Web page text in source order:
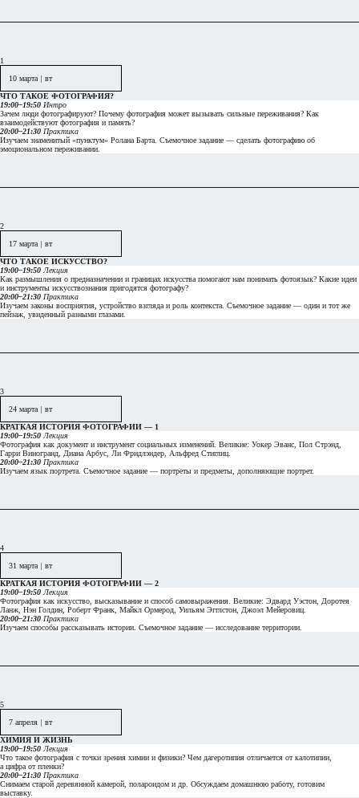
1
10 марта | вт
ЧТО ТАКОЕ ФОТОГРАФИЯ?
19:00–19:50 Интро
Зачем люди фотографируют? Почему фотография может вызывать сильные переживания? Как
взаимодействуют фотография и память?
20:00–21:30 Практика
Изучаем знаменитый «пунктум» Ролана Барта. Съемочное задание — сделать фотографию об
эмоциональном переживании.
2
17 марта | вт
ЧТО ТАКОЕ ИСКУССТВО?
19:00–19:50 Лекция
Как размышления о предназначении и границах искусства помогают нам понимать фотоязык? Какие идеи
и инструменты искусствознания пригодятся фотографу?
20:00–21:30 Практика
Изучаем законы восприятия, устройство взгляда и роль контекста. Съемочное задание — один и тот же
пейзаж, увиденный разными глазами.
3
24 марта | вт
КРАТКАЯ ИСТОРИЯ ФОТОГРАФИИ — 1
19:00–19:50 Лекция
Фотография как документ и инструмент социальных изменений. Великие: Уокер Эванс, Пол Стрэнд,
Гарри Виногранд, Диана Арбус, Ли Фридлэндер, Альфред Стиглиц.
20:00–21:30 Практика
Изучаем язык портрета. Съемочное задание — портреты и предметы, дополняющие портрет.
4
31 марта | вт
КРАТКАЯ ИСТОРИЯ ФОТОГРАФИИ — 2
19:00–19:50 Лекция
Фотография как искусство, высказывание и способ самовыражения. Великие: Эдвард Уэстон, Доротея
Ланж, Нэн Голдин, Роберт Франк, Майкл Ормерод, Уильям Эгглстон, Джоэл Мейеровиц.
20:00–21:30 Практика
Изучаем способы рассказывать истории. Съемочное задание — исследование территории.
5
7 апреля | вт
ХИМИЯ И ЖИЗНЬ
19:00–19:50 Лекция
Что такое фотография с точки зрения химии и физики? Чем дагеротипия отличается от калотипии,
а цифра от пленки?
20:00–21:30 Практика
Снимаем старой деревянной камерой, полароидом и др. Обсуждаем домашнюю работу, готовим
выставку.